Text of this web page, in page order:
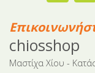
chiosshop
Μαστίχα Χίου -